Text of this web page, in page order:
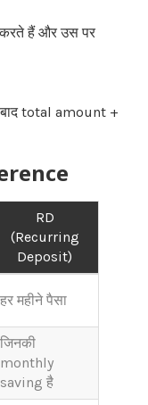
हैं और उस पर
total amount +
RD
(Recurring
Deposit)
हर महीने पैसा
जिनकी
monthly
saving है